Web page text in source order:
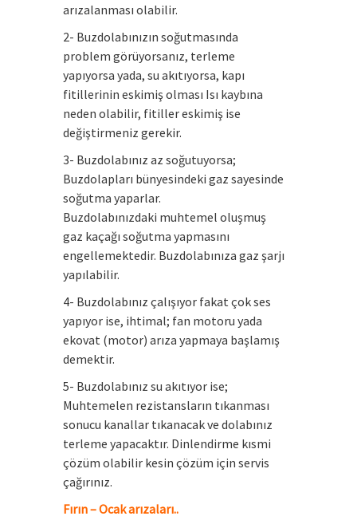
arızalanması olabilir.
2- Buzdolabınızın soğutmasında
problem görüyorsanız, terleme
yapıyorsa yada, su akıtıyorsa, kapı
fitillerinin eskimiş olması Isı kaybına
neden olabilir, fitiller eskimiş ise
değiştirmeniz gerekir.
3- Buzdolabınız az soğutuyorsa;
Buzdolapları bünyesindeki gaz sayesinde
soğutma yaparlar.
Buzdolabınızdaki muhtemel oluşmuş
gaz kaçağı soğutma yapmasını
engellemektedir. Buzdolabınıza gaz şarjı
yapılabilir.
4- Buzdolabınız çalışıyor fakat çok ses
yapıyor ise, ihtimal; fan motoru yada
ekovat (motor) arıza yapmaya başlamış
demektir.
5- Buzdolabınız su akıtıyor ise;
Muhtemelen rezistansların tıkanması
sonucu kanallar tıkanacak ve dolabınız
terleme yapacaktır. Dinlendirme kısmi
çözüm olabilir kesin çözüm için servis
çağırınız.
Fırın – Ocak arızaları..